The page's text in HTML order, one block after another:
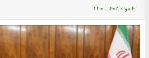
۴ مرداد ۱۴۰۲ | ۲۲:۰